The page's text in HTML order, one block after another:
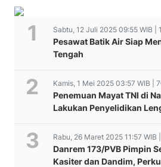
Sabtu, 12 Juli 2025 09:55 WIB |
Pesawat Batik Air Siap
Tengah
Kamis, 1 Mei 2025 03:57 WIB |
Penemuan Mayat TNI di
Lakukan Penyelidikan
Rabu, 26 Maret 2025 11:57 WIB
Danrem 173/PVB Pimpin
Kasiter dan Dandim,